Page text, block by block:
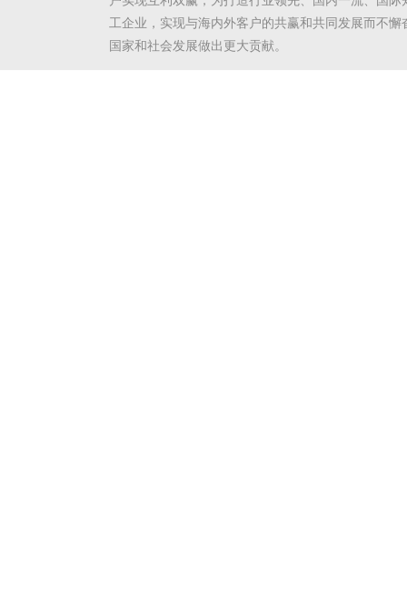
工企业，实现与海内外客户的共赢和共同发展而不懈
国家和社会发展做出更大贡献。